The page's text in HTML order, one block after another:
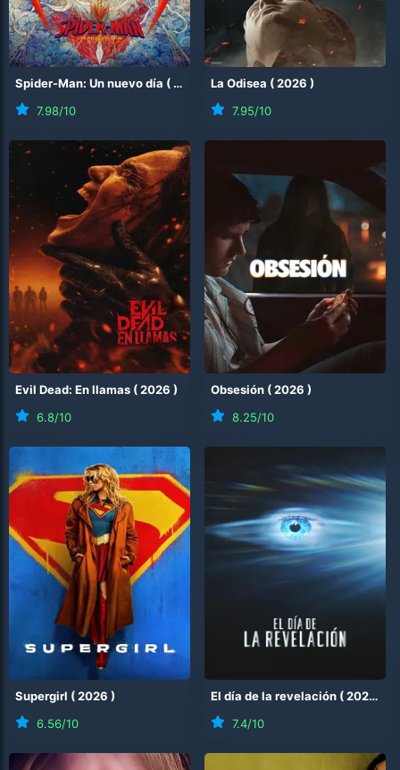
Spider-Man: Un nuevo día ( 2026
7.98/10
La Odisea (2026 )
7.95/10
Evil Dead: En llamas (2026 )
6.8/10
Obsesión (2026 )
8.25/10
Supergirl (2026 )
6.56/10
El día de la revelación (2026 )
7.4/10